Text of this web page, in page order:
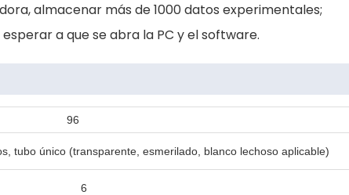
almacenar más de 1000 datos experimentales;
a que se abra la PC y el software.
96
tubo único (transparente, esmerilado, blanco lechoso aplicable)
6